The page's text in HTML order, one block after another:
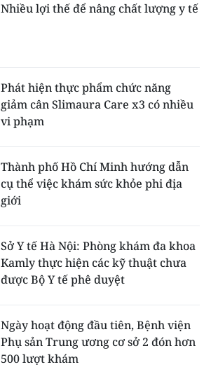
Nhiều lợi thế để nâng chất lượng y tế
Phát hiện thực phẩm chức năng
giảm cân Slimaura Care x3 có nhiều
vi phạm
Thành phố Hồ Chí Minh hướng dẫn
cụ thể việc khám sức khỏe phi địa
giới
Sở Y tế Hà Nội: Phòng khám đa khoa
Kamly thực hiện các kỹ thuật chưa
được Bộ Y tế phê duyệt
Ngày hoạt động đầu tiên, Bệnh viện
Phụ sản Trung ương cơ sở 2 đón hơn
500 lượt khám